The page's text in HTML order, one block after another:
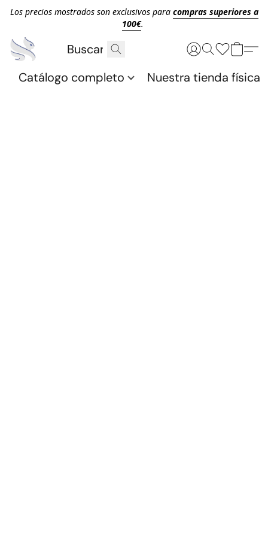
Los precios mostrados son exclusivos para compras superiores a
100€.
Catálogo completo Nuestra tienda física